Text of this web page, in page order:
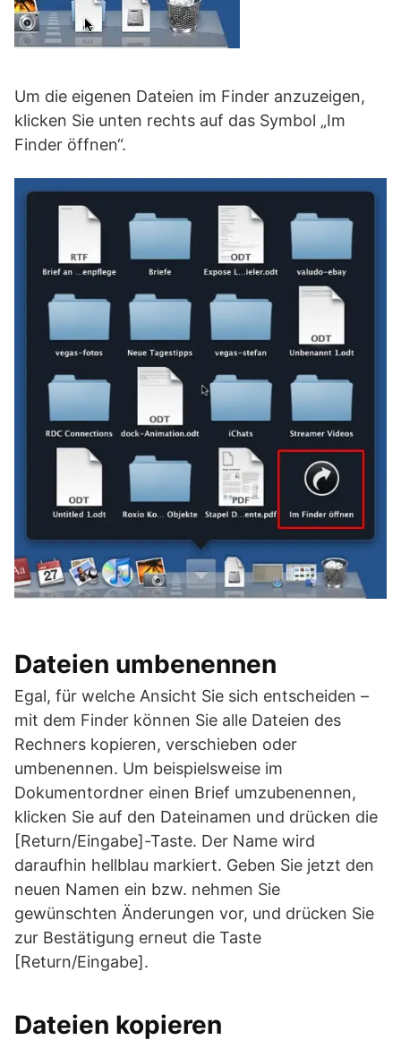
Um die eigenen Dateien im Finder anzuzeigen,
klicken Sie unten rechts auf das Symbol „Im
Finder öffnen“.
Dateien umbenennen
Egal, für welche Ansicht Sie sich entscheiden –
mit dem Finder können Sie alle Dateien des
Rechners kopieren, verschieben oder
umbenennen. Um beispielsweise im
Dokumentordner einen Brief umzubenennen,
klicken Sie auf den Dateinamen und drücken die
[Return/Eingabe]-Taste. Der Name wird
daraufhin hellblau markiert. Geben Sie jetzt den
neuen Namen ein bzw. nehmen Sie
gewünschten Änderungen vor, und drücken Sie
zur Bestätigung erneut die Taste
[Return/Eingabe].
Dateien kopieren